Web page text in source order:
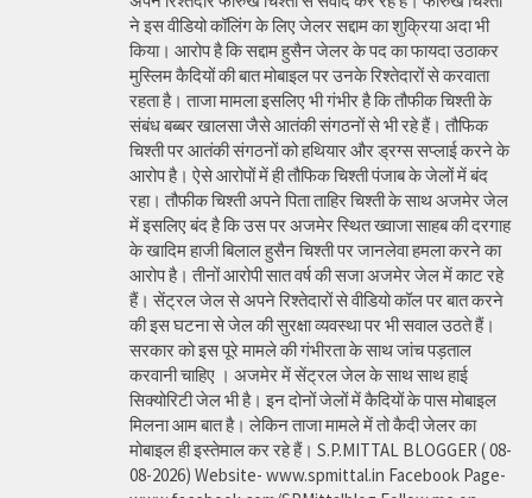
ने इस वीडियो कॉलिंग के लिए जेलर सद्दाम का शुक्रिया अदा भी
किया। आरोप है कि सद्दाम हुसैन जेलर के पद का फायदा उठाकर
मुस्लिम कैदियों की बात मोबाइल पर उनके रिश्तेदारों से करवाता
रहता है। ताजा मामला इसलिए भी गंभीर है कि तौफीक चिश्ती के
संबंध बब्बर खालसा जैसे आतंकी संगठनों से भी रहे हैं। तौफिक
चिश्ती पर आतंकी संगठनों को हथियार और ड्रग्स सप्लाई करने के
आरोप है। ऐसे आरोपों में ही तौफिक चिश्ती पंजाब के जेलों में बंद
रहा। तौफीक चिश्ती अपने पिता ताहिर चिश्ती के साथ अजमेर जेल
में इसलिए बंद है कि उस पर अजमेर स्थित ख्वाजा साहब की दरगाह
के खादिम हाजी बिलाल हुसैन चिश्ती पर जानलेवा हमला करने का
आरोप है। तीनों आरोपी सात वर्ष की सजा अजमेर जेल में काट रहे
हैं। सेंट्रल जेल से अपने रिश्तेदारों से वीडियो कॉल पर बात करने
की इस घटना से जेल की सुरक्षा व्यवस्था पर भी सवाल उठते हैं।
सरकार को इस पूरे मामले की गंभीरता के साथ जांच पड़ताल
करवानी चाहिए । अजमेर में सेंट्रल जेल के साथ साथ हाई
सिक्योरिटी जेल भी है। इन दोनों जेलों में कैदियों के पास मोबाइल
मिलना आम बात है। लेकिन ताजा मामले में तो कैदी जेलर का
मोबाइल ही इस्तेमाल कर रहे हैं। S.P.MITTAL BLOGGER ( 08-
08-2026) Website- www.spmittal.in Facebook Page-